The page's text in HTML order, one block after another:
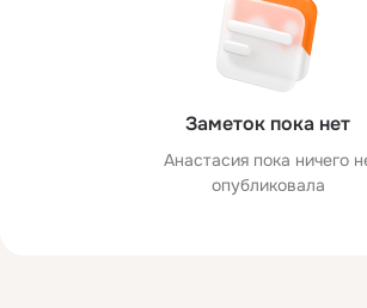
Заметок пока нет
Анастасия пока ничего
опубликовала